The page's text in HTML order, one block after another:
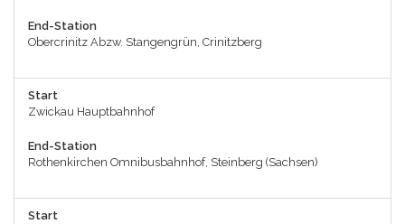
End-Station
Obercrinitz Abzw. Stangengrün, Crinitzberg
Start
Zwickau Hauptbahnhof
End-Station
Rothenkirchen Omnibusbahnhof, Steinberg (Sachsen)
Start